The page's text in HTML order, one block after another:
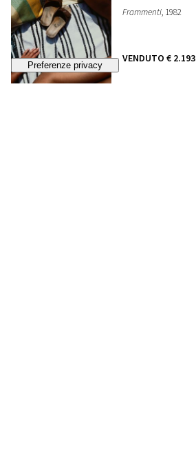
Frammenti, 1982
VENDUTO € 2.193